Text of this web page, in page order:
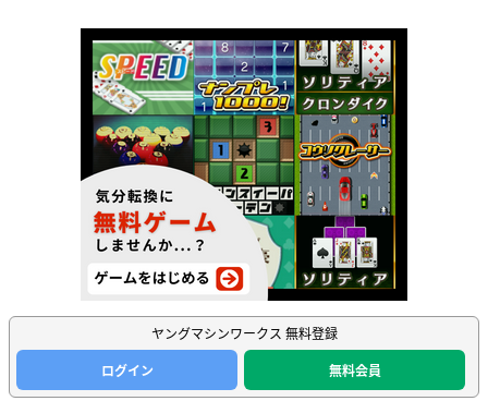
ヤングマシンワークス 無料登録
ログイン
無料会員